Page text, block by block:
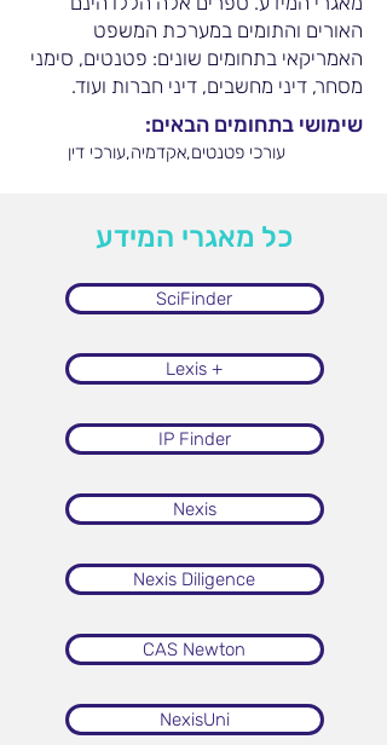
האורים והתומים במערכת המשפט
האמריקאי בתחומים שונים: פטנטים, סימני
מסחר, דיני מחשבים, דיני חברות ועוד.
שימושי בתחומים הבאים:
עורכי פטנטים,אקדמיה,עורכי דין
כל מאגרי המידע
SciFinder
Lexis +
IP Finder
Nexis
Nexis Diligence
CAS Newton
NexisUni